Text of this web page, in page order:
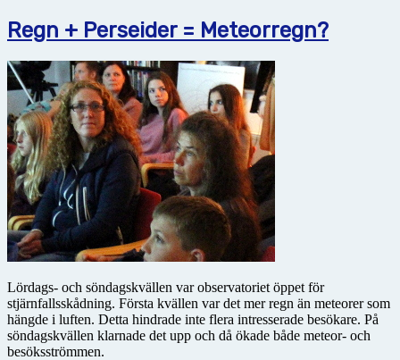
Regn + Perseider = Meteorregn?
Lördags- och söndagskvällen var observatoriet öppet för
stjärnfallsskådning. Första kvällen var det mer regn än meteorer som
hängde i luften. Detta hindrade inte flera intresserade besökare. På
söndagskvällen klarnade det upp och då ökade både meteor- och
besöksströmmen.